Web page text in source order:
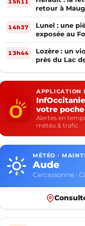
retour à
14h37
Lunel : une
exposée au
13h44
Lozère : un
près du Lac
APPLICATION
votre poche
Alertes en
météo & trafic
MÉTÉO ·
Aude
Carcassonne ·